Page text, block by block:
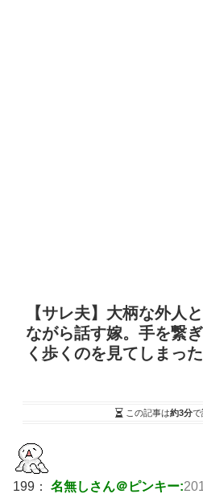
【サレ夫】大柄な外人
ながら話す嫁。手を繋
く歩くのを見てしまっ
この記事は約3分で
199： 名無しさん＠ピンキー: